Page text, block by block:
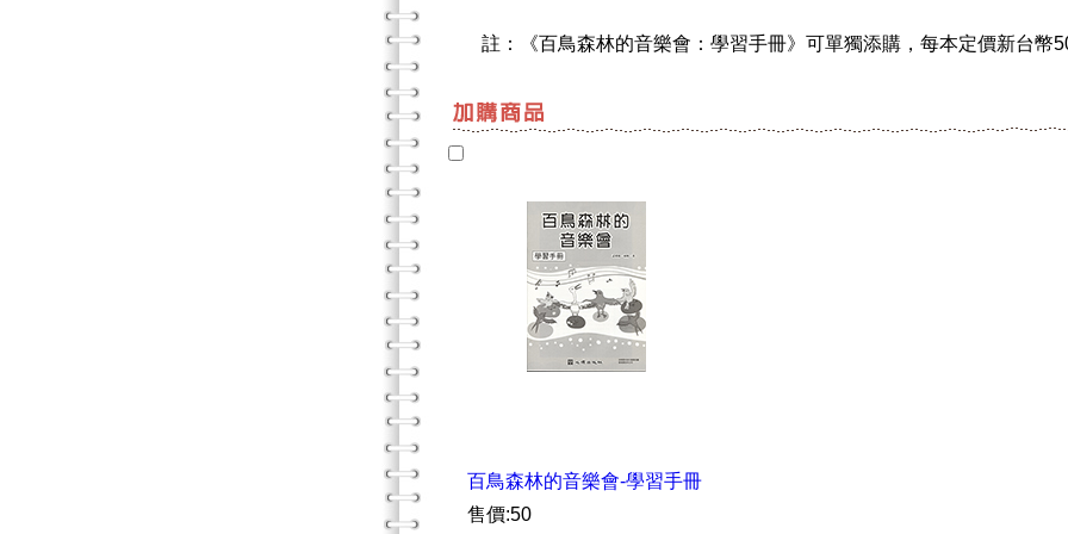
註：《百鳥森林的音樂會：學習手冊》可單獨添購，每本定價新台幣
百鳥森林的音樂會-學習手冊
售價:50